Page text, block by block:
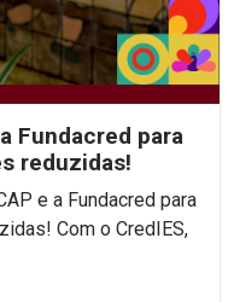
Fundacred para
reduzidas!
e a Fundacred para